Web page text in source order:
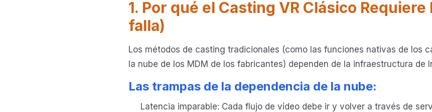
1. Por qué el Casting VR Clásico
falla)
Los métodos de casting tradicionales (como las funciones nativas de los
la nube de los MDM de los fabricantes) dependen de la infraestructura de
Las trampas de la dependencia de la nube:
Latencia imparable: Cada flujo de vídeo debe ir y volver a través de